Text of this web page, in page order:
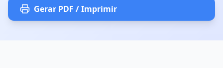
Gerar PDF / Imprimir